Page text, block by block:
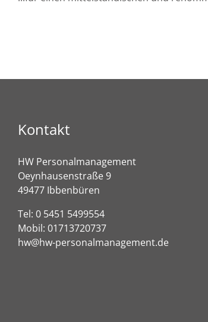
Kontakt
HW Personalmanagement
Oeynhausenstraße 9
49477 Ibbenbüren
Tel: 0 5451 5499554
Mobil: 01713720737
hw@hw-personalmanagement.de